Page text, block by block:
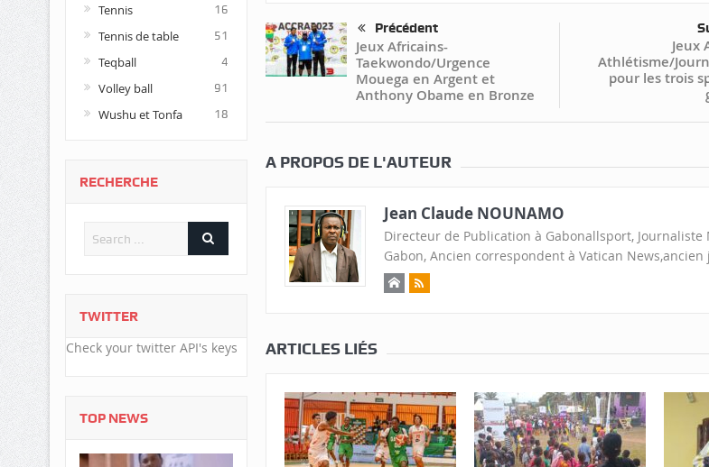
Précédent
Jeux Africains-
Taekwondo/Urgence
Mouega en Argent et
Anthony Obame en Bronze
Jeux
Athlétisme/
pour les trois
A PROPOS DE L'AUTEUR
Jean Claude NOUNAMO
Directeur de Publication à Gabonallsport, Journaliste
Gabon, Ancien correspondent à Vatican
ARTICLES LIÉS
Tennis 16
Tennis de table 51
Teqball 4
Volley ball 91
Wushu et Tonfa 18
RECHERCHE
TWITTER
Check your twitter API's keys
TOP NEWS